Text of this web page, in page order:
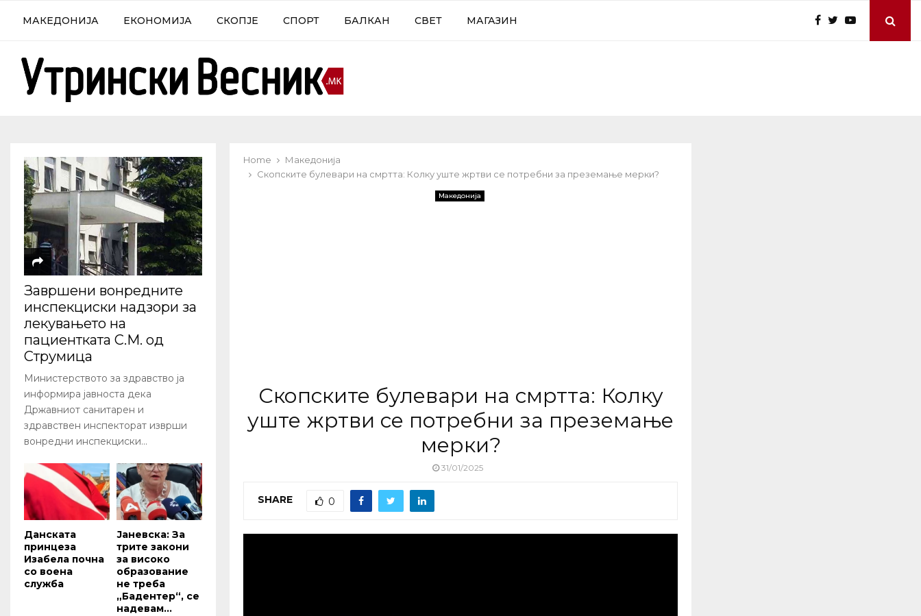
МАКЕДОНИЈА ЕКОНОМИЈА СКОПЈЕ СПОРТ БАЛКАН СВЕТ МАГАЗИН
Home
Македонија
Скопските булевари на смртта: Колку уште жртви се потребни за преземање мерки?
Македонија
Скопските булевари на смртта: Колку
уште жртви се потребни за преземање
мерки?
31/01/2025
SHARE 0
Завршени вонредните
инспекциски надзори за
лекувањето на
пациентката С.М. од
Струмица
Министерството за здравство ја
информира јавноста дека
Државниот санитарен и
здравствен инспекторат изврши
вонредни инспекциски...
Данската
принцеза
Изабела почна
со воена
служба
Јаневска: За
трите закони
за високо
образование
не треба
„Бадентер“, се
надевам...